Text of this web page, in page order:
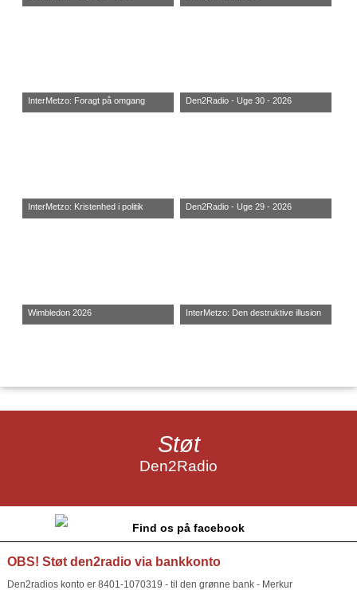
InterMetzo: Foragt på omgang Den2Radio - Uge 30 - 2026
InterMetzo: Kristenhed i politik Den2Radio - Uge 29 - 2026
Wimbledon 2026 InterMetzo: Den destruktive illusion
Støt
Den2Radio
Find os på facebook
OBS! Støt den2radio via bankkonto
Den2radios konto er 8401-1070319 - til den grønne bank - Merkur